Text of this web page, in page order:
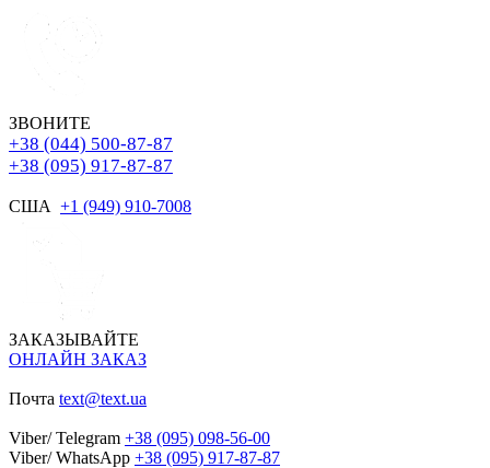
ЗВОНИТЕ
+38 (044) 500-87-87
+38 (095) 917-87-87
США +1 (949) 910-7008
ЗАКАЗЫВАЙТЕ
ОНЛАЙН ЗАКАЗ
Почта text@text.ua
Viber/ Telegram +38 (095) 098-56-00
Viber/ WhatsApp +38 (095) 917-87-87